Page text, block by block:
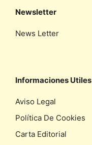
Newsletter
News Letter
Informaciones Utiles
Aviso Legal
Política De Cookies
Carta Editorial